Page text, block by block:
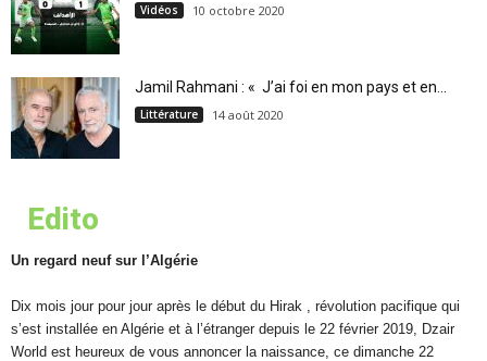
Vidéos 10 octobre 2020
Jamil Rahmani : « J’ai foi en mon pays et en...
Littérature 14 août 2020
Edito
Un regard neuf sur l’Algérie
Dix mois jour pour jour après le début du Hirak , révolution pacifique qui
s’est installée en Algérie et à l’étranger depuis le 22 février 2019, Dzair
World est heureux de vous annoncer la naissance, ce dimanche 22